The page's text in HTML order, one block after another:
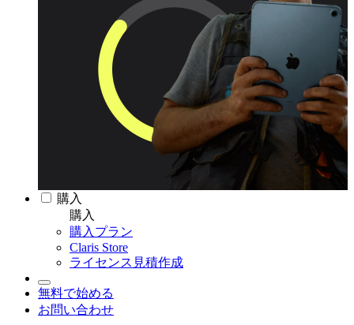
購入
購入
購入プラン
Claris Store
ライセンス見積作成
無料で始める
お問い合わせ